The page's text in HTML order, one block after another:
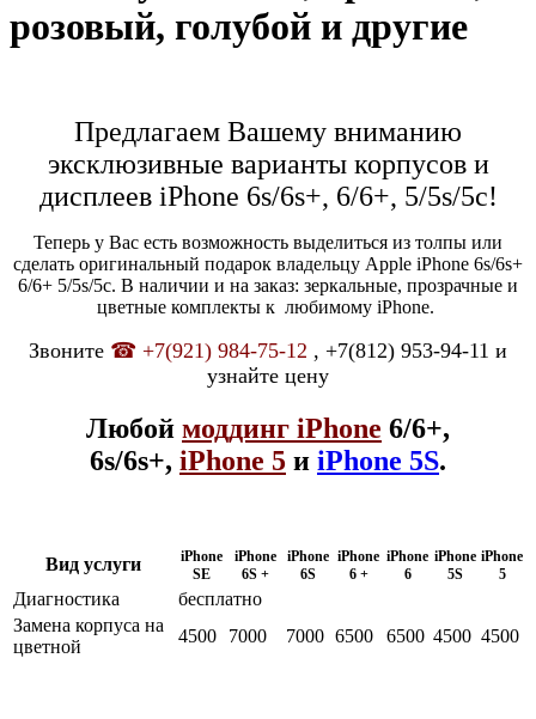
розовый, голубой и другие
Предлагаем Вашему вниманию
эксклюзивные варианты корпусов и
дисплеев iPhone 6s/6s+, 6/6+, 5/5s/5c!
Теперь у Вас есть возможность выделиться из толпы или
сделать оригинальный подарок владельцу Apple iPhone 6s/6s+
6/6+ 5/5s/5c. В наличии и на заказ: зеркальные, прозрачные и
цветные комплекты к любимому iPhone.
Звоните ☎ +7(921) 984-75-12 , +7(812) 953-94-11 и
узнайте цену
Любой моддинг iPhone 6/6+,
6s/6s+, iPhone 5 и iPhone 5S.
Вид услуги
iPhone
SE
iPhone
6S +
iPhone
6S
iPhone
6 +
iPhone
6
iPhone
5S
iPhone
5
Диагностика
бесплатно
Замена корпуса на
цветной
4500 7000 7000 6500 6500 4500 4500